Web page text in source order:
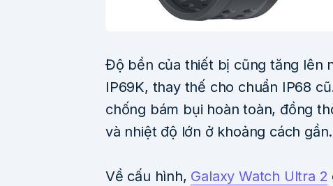
Độ bền của thiết bị cũng tăng lên
IP69K, thay thế cho chuẩn IP68
chống bám bụi hoàn toàn, đồng
và nhiệt độ lớn ở khoảng cách gần.
Về cấu hình, Galaxy Watch Ultra 2